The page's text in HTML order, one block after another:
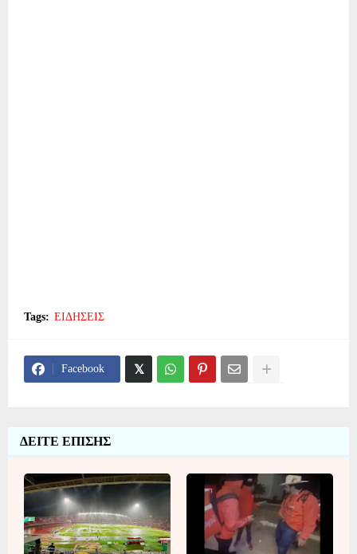
Tags: ΕΙΔΗΣΕΙΣ
Facebook
ΔΕΙΤΕ ΕΠΙΣΗΣ